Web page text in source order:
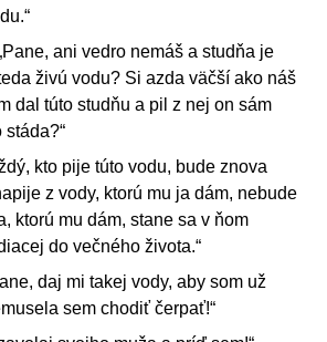
ani vedro nemáš a studňa je
živú vodu? Si azda väčší ako náš
dal túto studňu a pil z nej on sám
kto pije túto vodu, bude znova
z vody, ktorú mu ja dám, nebude
ktorú mu dám, stane sa v ňom
do večného života.“
daj mi takej vody, aby som už
sem chodiť čerpať!“